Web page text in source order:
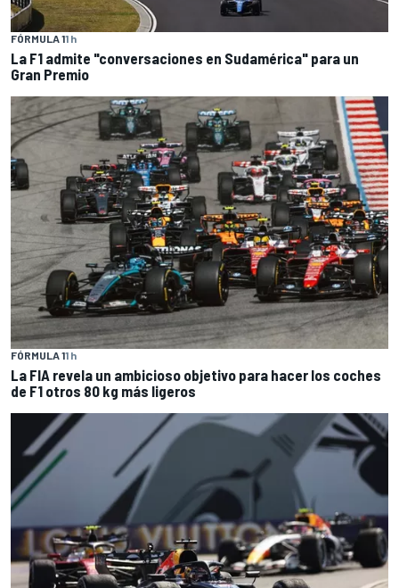
FÓRMULA 11 h
La F1 admite "conversaciones en Sudamérica" para un
Gran Premio
FÓRMULA 11 h
La FIA revela un ambicioso objetivo para hacer los coches
de F1 otros 80 kg más ligeros